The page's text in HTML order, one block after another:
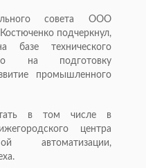
совета ООО
подчеркнул,
базе технического
на подготовку
промышленного
в том числе в
центра
автоматизации,